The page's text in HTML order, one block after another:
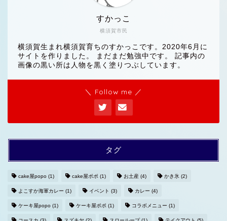
横須賀市民
すかっこ
横須賀生まれ横須賀育ちのすかっこです。2020年6月に
サイトを作りました。 まだまだ勉強中です。 記事内の
画像の黒い所は人物を黒く塗りつぶしています。
＼ Follow me ／
タグ
cake屋popo (1) cake屋ポポ (1) お土産 (4) かき氷 (2)
よこすか海軍カレー (1) イベント (3) カレー (4)
ケーキ屋popo (1) ケーキ屋ポポ (1) コラボメニュー (1)
ホームへ